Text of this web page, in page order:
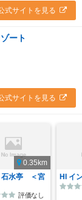
式サイトを見る
ート
式サイトを見る
0.35km
水亭 ＜宮
評価なし
HI イ